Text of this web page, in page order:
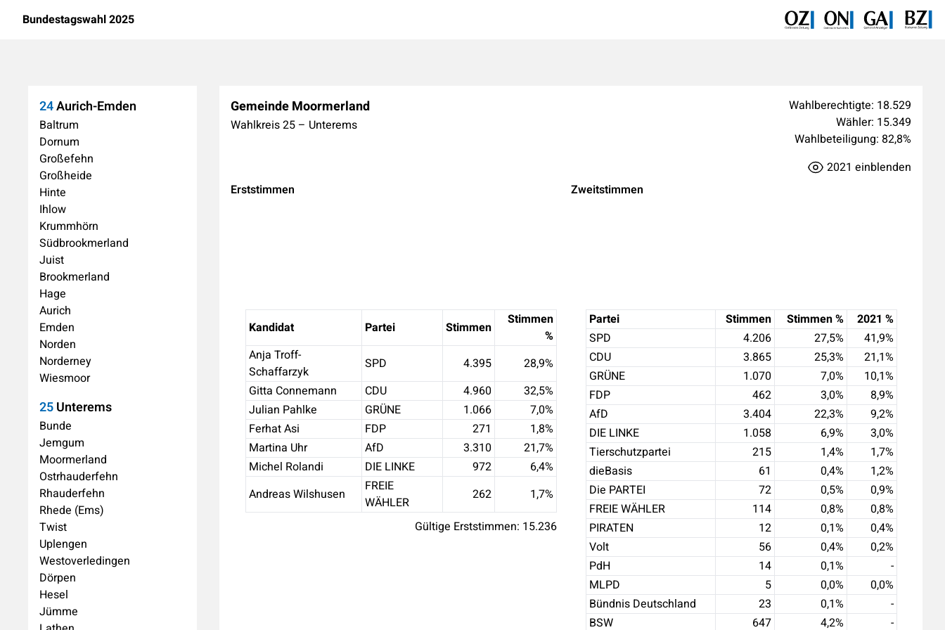
Bundestagswahl 2025
24Aurich-Emden
Baltrum
Dornum
Großefehn
Großheide
Hinte
Ihlow
Krummhörn
Südbrookmerland
Juist
Brookmerland
Hage
Aurich
Emden
Norden
Norderney
Wiesmoor
25Unterems
Bunde
Jemgum
Moormerland
Ostrhauderfehn
Rhauderfehn
Rhede (Ems)
Twist
Uplengen
Westoverledingen
Dörpen
Hesel
Jümme
Gemeinde Moormerland
Wahlkreis25 – Unterems
Wahlberechtigte: 18.529
Wähler: 15.349
Wahlbeteiligung: 82,8%
2021 einblenden
Erststimmen
Kandidat Partei Stimmen
Stimmen
%
Anja Troff-
Schaffarzyk
SPD 4.395 28,9%
Gitta Connemann
CDU 4.960 32,5%
Julian Pahlke
GRÜNE 1.066 7,0%
Ferhat Asi
FDP 271 1,8%
Martina Uhr
AfD 3.310 21,7%
Michel Rolandi
DIE LINKE 972 6,4%
Andreas Wilshusen
FREIE
WÄHLER
262 1,7%
Gültige Erststimmen: 15.236
Zweitstimmen
Partei Stimmen Stimmen% 2021 %
SPD
4.206 27,5% 41,9%
CDU
3.865 25,3% 21,1%
GRÜNE
1.070 7,0% 10,1%
FDP
462 3,0% 8,9%
AfD
3.404 22,3% 9,2%
DIE LINKE
1.058 6,9% 3,0%
Tierschutzpartei
215 1,4% 1,7%
dieBasis
61 0,4% 1,2%
Die PARTEI
72 0,5% 0,9%
FREIE WÄHLER
114 0,8% 0,8%
PIRATEN
12 0,1% 0,4%
Volt
56 0,4% 0,2%
PdH
14 0,1%
-
MLPD
5 0,0% 0,0%
Bündnis Deutschland
23 0,1%
-
BSW
647 4,2% -